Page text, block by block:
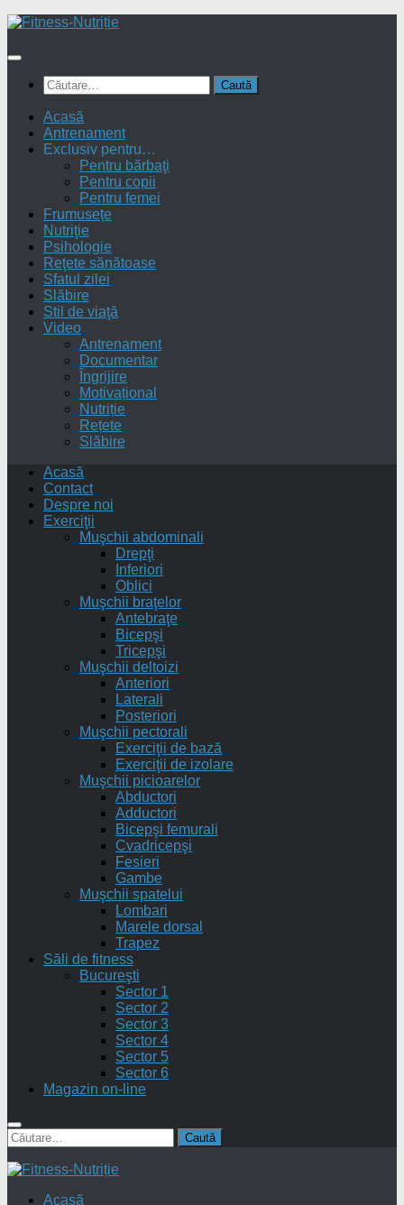
Skip
content
Caută
după:
Acasă
Antrenament
Exclusiv pentru…
Pentru bărbaţi
Pentru copii
Pentru femei
Frumusețe
Nutriţie
Psihologie
Reţete sănătoase
Sfatul zilei
Slăbire
Stil de viaţă
Video
Antrenament
Documentar
Îngrijire
Motivațional
Nutriție
Rețete
Slăbire
Acasă
Contact
Despre noi
Exerciţii
Muşchii abdominali
Drepţi
Inferiori
Oblici
Muşchii braţelor
Antebraţe
Bicepşi
Tricepşi
Muşchii deltoizi
Anteriori
Laterali
Posteriori
Muşchii pectorali
Exerciţii de bază
Exerciţii de izolare
Muşchii picioarelor
Abductori
Adductori
Bicepşi femurali
Cvadricepşi
Fesieri
Gambe
Muşchii spatelui
Lombari
Marele dorsal
Trapez
Săli de fitness
Bucureşti
Sector 1
Sector 2
Sector 3
Sector 4
Sector 5
Sector 6
Magazin on-line
Caută
după:
Acasă